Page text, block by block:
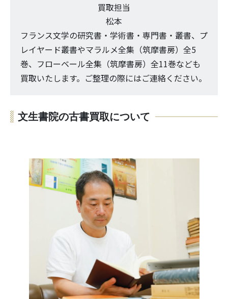
買取担当
松本
フランス文学の研究書・学術書・専門書・叢書、プ
レイヤード叢書やマラルメ全集（筑摩書房）全5
巻、フローベール全集（筑摩書房）全11巻なども
買取いたします。ご整理の際にはご連絡ください。
文生書院の古書買取について